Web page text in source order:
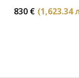
830 € (1,623.34